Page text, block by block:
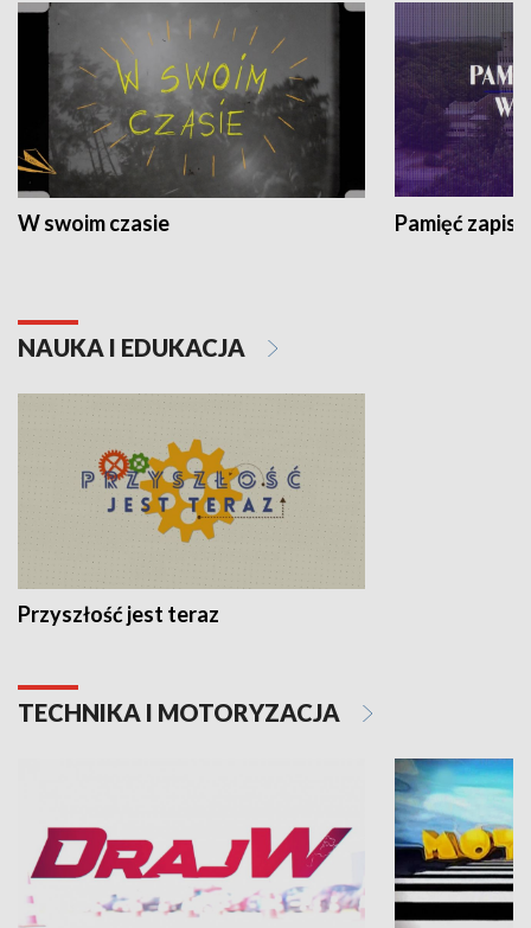
W swoim czasie Pamięć
NAUKA I EDUKACJA
Przyszłość jest teraz
TECHNIKA I MOTORYZACJA